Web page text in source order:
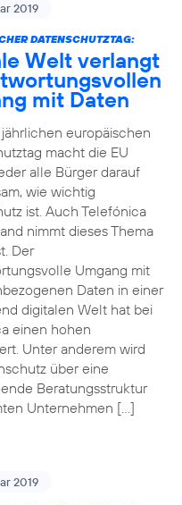
2019
DATENSCHUTZTAG:
Welt verlangt
mit Daten
europäischen
macht die EU
alle Bürger darauf
wie wichtig
ist. Auch Telefónica
nimmt dieses Thema
Der
Umgang mit
Daten in einer
digitalen Welt hat bei
einen hohen
Unter anderem wird
über eine
Beratungsstruktur
Unternehmen […]
2019